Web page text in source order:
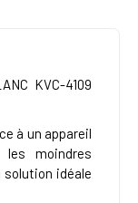
KVC-4109
à un appareil
moindres
idéale